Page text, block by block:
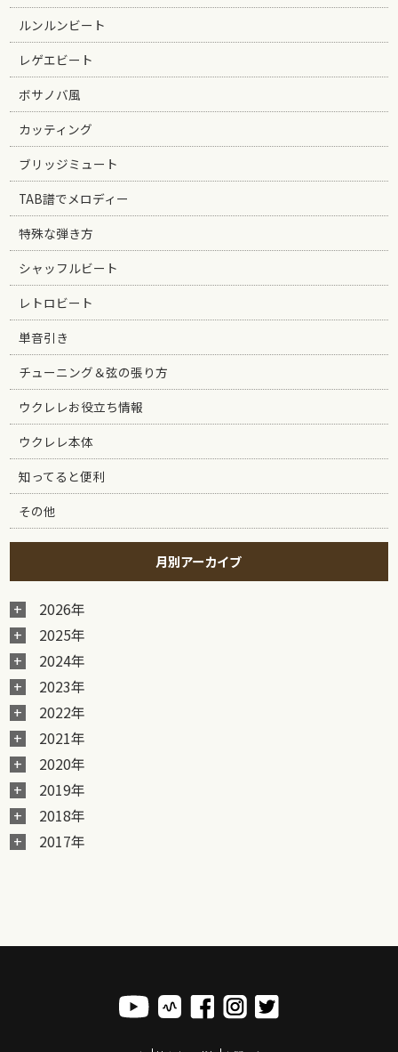
ルンルンビート
レゲエビート
ボサノバ風
カッティング
ブリッジミュート
TAB譜でメロディー
特殊な弾き方
シャッフルビート
レトロビート
単音引き
チューニング＆弦の張り方
ウクレレお役立ち情報
ウクレレ本体
知ってると便利
その他
月別アーカイブ
2026年
2025年
2024年
2023年
2022年
2021年
2020年
2019年
2018年
2017年